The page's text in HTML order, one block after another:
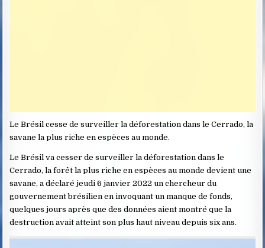
Le Brésil cesse de surveiller la déforestation dans le Cerrado, la
savane la plus riche en espèces au monde.
Le Brésil va cesser de surveiller la déforestation dans le
Cerrado, la forêt la plus riche en espèces au monde devient une
savane, a déclaré jeudi 6 janvier 2022 un chercheur du
gouvernement brésilien en invoquant un manque de fonds,
quelques jours après que des données aient montré que la
destruction avait atteint son plus haut niveau depuis six ans.